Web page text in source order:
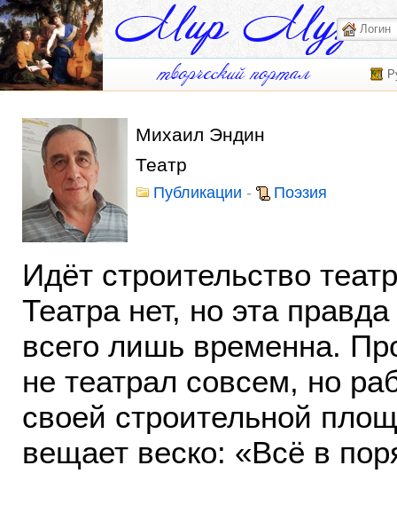
Михаил Эндин
Театр
Публикации - Поэзия
Идёт строительство
Театра нет, но эта правда
всего лишь временна.
не театрал совсем, но
своей строительной
вещает веско: «Всё в